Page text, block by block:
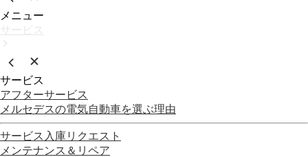
メニュー
サービス
アフターサービス
メルセデスの電気自動車を選ぶ理由
サービス入庫リクエスト
メンテナンス＆リペア